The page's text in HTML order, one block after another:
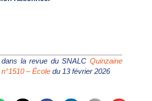
la revue du SNALC Quinzaine
– École du 13 février 2026